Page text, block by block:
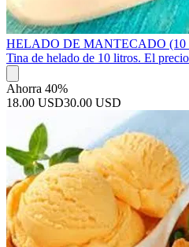
HELADO DE MANTECADO (10
Tina de helado de 10 litros. El
Ahorra 40%
18.00 USD30.00 USD